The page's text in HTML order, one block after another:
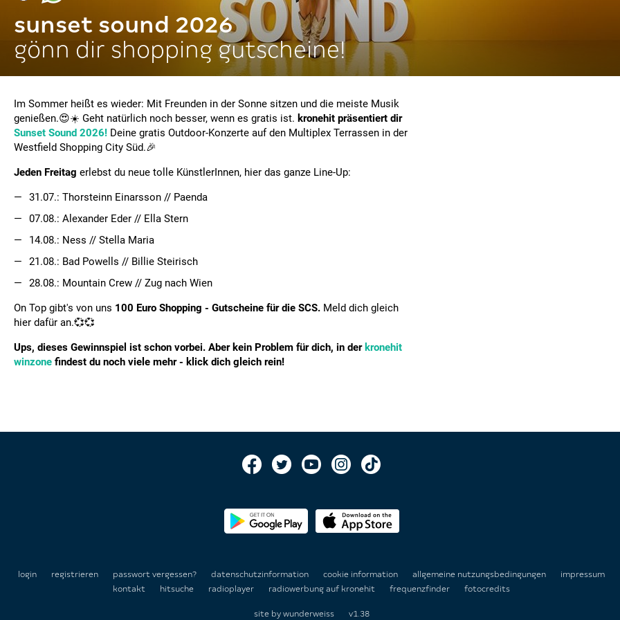
sunset sound 2026
gönn dir shopping gutscheine!
Im Sommer heißt es wieder: Mit Freunden in der Sonne sitzen und die meiste Musik
genießen.😍☀️ Geht natürlich noch besser, wenn es gratis ist. kronehit präsentiert dir
Sunset Sound 2026! Deine gratis Outdoor-Konzerte auf den Multiplex Terrassen in der
Westfield Shopping City Süd.🎉
Jeden Freitag erlebst du neue tolle KünstlerInnen, hier das ganze Line-Up:
31.07.: Thorsteinn Einarsson // Paenda
07.08.: Alexander Eder // Ella Stern
14.08.: Ness // Stella Maria
21.08.: Bad Powells // Billie Steirisch
28.08.: Mountain Crew // Zug nach Wien
On Top gibt's von uns 100 Euro Shopping - Gutscheine für die SCS. Meld dich gleich
hier dafür an.💞💞
Ups, dieses Gewinnspiel ist schon vorbei. Aber kein Problem für dich, in der kronehit
winzone findest du noch viele mehr - klick dich gleich rein!
login registrieren passwort vergessen? datenschutzinformation cookie information allgemeine nutzungsbedingungen
impressum
kontakt
hitsuche radioplayer radiowerbung auf kronehit frequenzfinder fotocredits
site by wunderweiss v1.38